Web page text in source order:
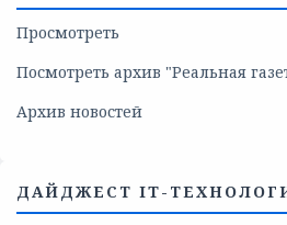
Просмотреть
Посмотреть архив "Реальная
Архив новостей
ДАЙДЖЕСТ IT-